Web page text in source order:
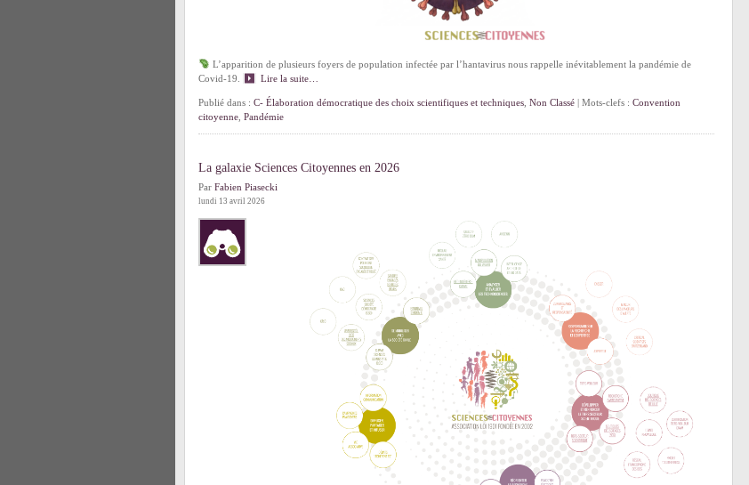
L’apparition de plusieurs foyers de population infectée par l’hantavirus nous rappelle inévitablement la pandémie de
Covid-19.
Lire la suite…
Publié dans : C- Élaboration démocratique des choix scientifiques et techniques Non Classé | Mots-clefs : Convention
citoyenne Pandémie
La galaxie Sciences Citoyennes en 2026
Par Fabien Piasecki
lundi 13 avril 2026